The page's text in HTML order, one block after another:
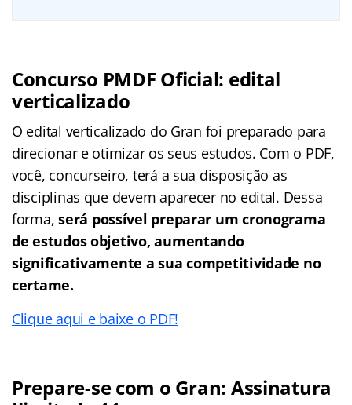
Concurso PMDF Oficial: edital
verticalizado
O edital verticalizado do Gran foi preparado para
direcionar e otimizar os seus estudos. Com o PDF,
você, concurseiro, terá a sua disposição as
disciplinas que devem aparecer no edital. Dessa
forma,será possível preparar um cronograma
de estudos objetivo, aumentando
significativamente a sua competitividade no
certame.
Clique aqui e baixe o PDF!
Prepare-se com o Gran: Assinatura